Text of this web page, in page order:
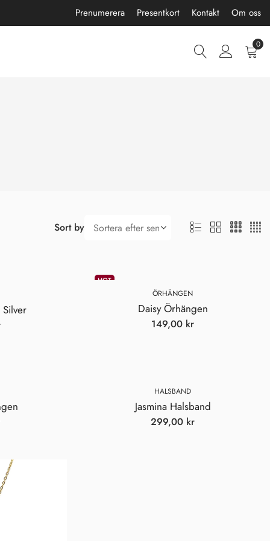
Prenumerera Presentkort Kontakt Om oss
0
Sort by
HOT
ÖRHÄNGEN
Daisy Örhängen
149,00 kr
HALSBAND
Jasmina Halsband
299,00 kr